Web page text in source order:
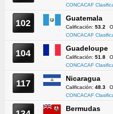
CONCACAF
102 Guatemala
Calificación: 53.2
CONCACAF
104 Guadeloupe
Calificación: 51.8
CONCACAF
117 Nicaragua
Calificación: 48.3
CONCACAF
Bermudas